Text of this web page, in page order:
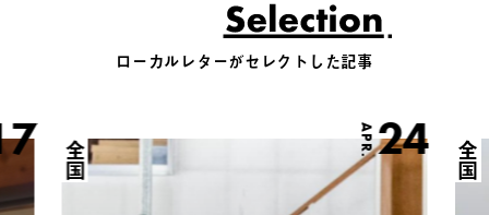
ローカルレターがセレクトした記事
APR.24
全国 全国